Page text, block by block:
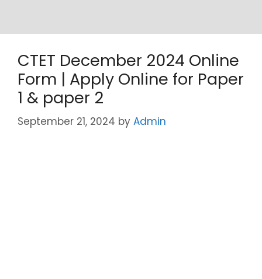
CTET December 2024 Online
Form | Apply Online for Paper
1 & paper 2
September 21, 2024 by Admin